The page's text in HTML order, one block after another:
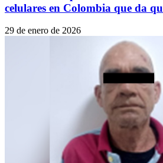
celulares en Colombia que da
29 de enero de 2026